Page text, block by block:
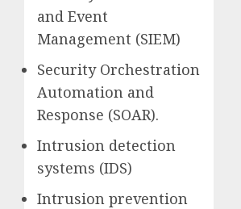
and Event
Management (SIEM)
Security Orchestration
Automation and
Response (SOAR).
Intrusion detection
systems (IDS)
Intrusion prevention